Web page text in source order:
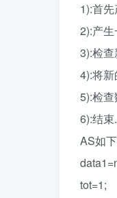
1):首
2):产
3):检
4):将
5):检
6):结束.
AS如
tot=1;